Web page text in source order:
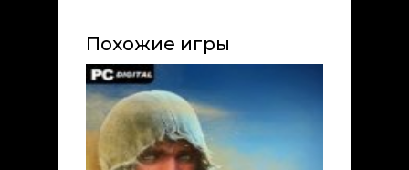
Похожие игры